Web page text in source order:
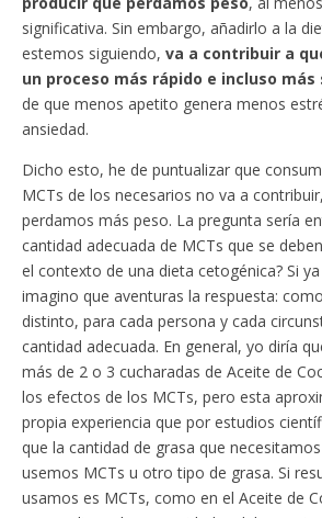
significativa. Sin embargo, añadirlo a la
estemos siguiendo, va a contribuir a
un proceso más rápido e incluso más
de que menos apetito genera menos
ansiedad.
Dicho esto, he de puntualizar que
MCTs de los necesarios no va a
perdamos más peso. La pregunta sería
cantidad adecuada de MCTs que se
el contexto de una dieta cetogénica? Si
imagino que aventuras la respuesta:
distinto, para cada persona y cada
cantidad adecuada. En general, yo diría
más de 2 o 3 cucharadas de Aceite de
los efectos de los MCTs, pero esta
propia experiencia que por estudios
que la cantidad de grasa que
usemos MCTs u otro tipo de grasa. Si
usamos es MCTs, como en el Aceite de